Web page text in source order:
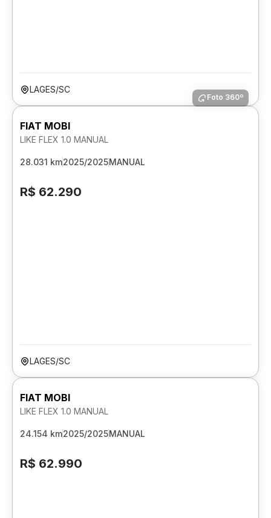
LAGES/SC
Foto 360º
FIAT MOBI
LIKE FLEX 1.0 MANUAL
28.031 km2025/2025MANUAL
R$ 62.290
LAGES/SC
FIAT MOBI
LIKE FLEX 1.0 MANUAL
24.154 km2025/2025MANUAL
R$ 62.990